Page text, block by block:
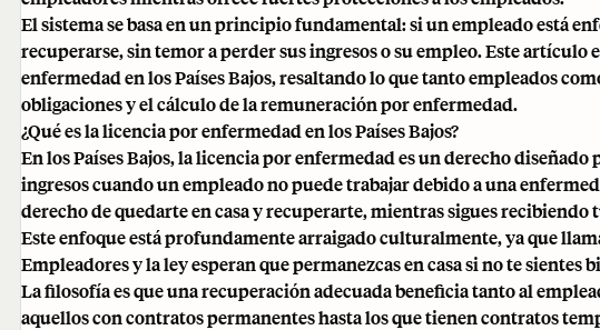
El sistema se basa en un principio fundamental: si un empleado está
recuperarse, sin temor a perder sus ingresos o su empleo. Este artículo
enfermedad en los Países Bajos, resaltando lo que tanto empleados
obligaciones y el cálculo de la remuneración por enfermedad.
¿Qué es la licencia por enfermedad en los Países Bajos?
En los Países Bajos, la licencia por enfermedad es un derecho
ingresos cuando un empleado no puede trabajar debido a una
derecho de quedarte en casa y recuperarte, mientras sigues recibiendo
Este enfoque está profundamente arraigado culturalmente, ya que
Empleadores y la ley esperan que permanezcas en casa si no te sientes
La filosofía es que una recuperación adecuada beneficia tanto al
aquellos con contratos permanentes hasta los que tienen contratos